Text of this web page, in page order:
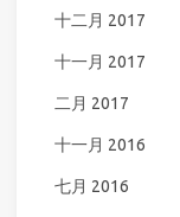
十二月 2017
十一月 2017
二月 2017
十一月 2016
七月 2016